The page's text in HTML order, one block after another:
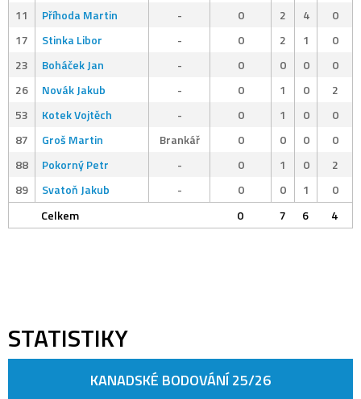
11 Příhoda Martin - 0 2 4
0
17
Stinka Libor - 0 2 1
0
23
Boháček Jan - 0 0 0
0
26
Novák Jakub - 0 1 0
2
53
Kotek Vojtěch - 0 1 0
0
87
Groš Martin Brankář 0 0 0
0
88
Pokorný Petr - 0 1 0
2
89
Svatoň Jakub - 0 0 1
0
Celkem
0 7 6 4
STATISTIKY
KANADSKÉ BODOVÁNÍ 25/26